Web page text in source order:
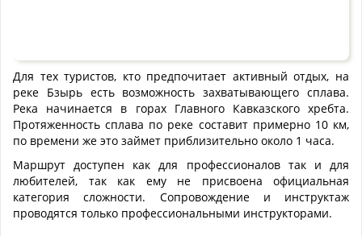
Для тех туристов, кто предпочитает активный отдых, на
реке Бзырь есть возможность захватывающего сплава.
Река начинается в горах Главного Кавказского хребта.
Протяженность сплава по реке составит примерно 10 км,
по времени же это займет приблизительно около 1 часа.
Маршрут доступен как для профессионалов так и для
любителей, так как ему не присвоена официальная
категория сложности. Сопровождение и инструктаж
проводятся только профессиональными инструкторами.